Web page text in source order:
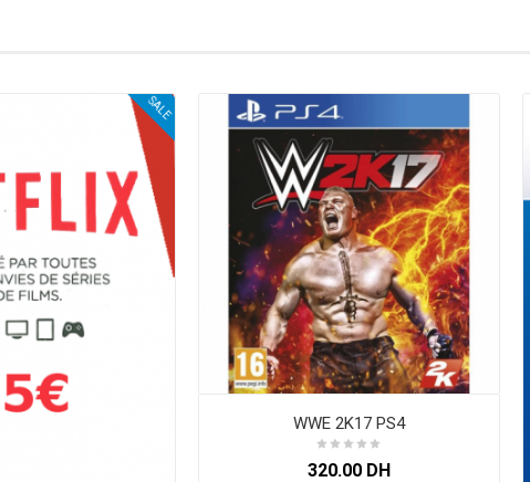
SALE
WWE 2K17 PS4
320.00 DH